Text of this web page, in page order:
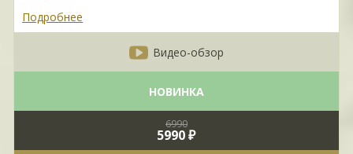
Подробнее
Видео-обзор
НОВИНКА
6990
5990 ₽